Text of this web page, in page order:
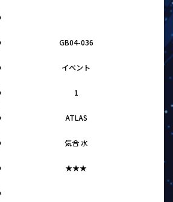
GB04-036
イベント
1
ATLAS
気合 水
★★★